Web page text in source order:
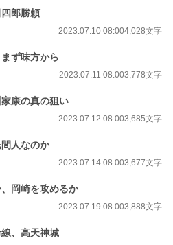
郎勝頼
2023.07.10 08:004,028文字
ず味方から
2023.07.11 08:003,778文字
康の真の狙い
2023.07.12 08:003,685文字
人なのか
2023.07.14 08:003,677文字
岡崎を攻めるか
2023.07.19 08:003,888文字
、高天神城